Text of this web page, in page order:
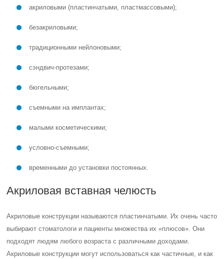
акриловыми (пластинчатыми, пластмассовыми);
безакриловыми;
традиционными нейлоновыми;
сэндвич-протезами;
бюгельными;
съемными на имплантах;
малыми косметическими;
условно-съемными;
временными до установки постоянных.
Акриловая вставная челюсть
Акриловые конструкции называются пластинчатыми. Их очень часто
выбирают стоматологи и пациенты множества их «плюсов». Они
подходят людям любого возраста с различными доходами.
Акриловые конструкции могут использоваться как частичные, и как